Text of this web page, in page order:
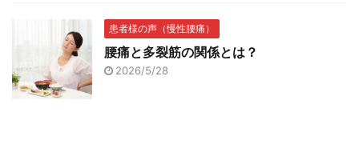
患者様の声（慢性腰痛）
腰痛と多裂筋の関係とは？
2026/5/28